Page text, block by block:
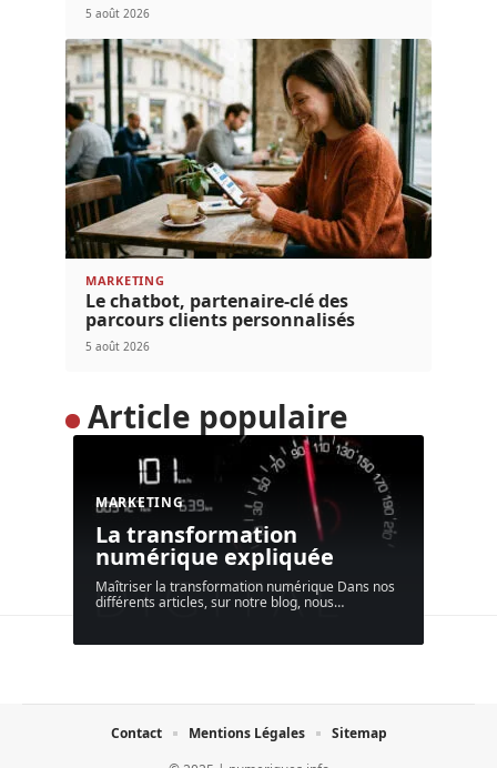
5 août 2026
MARKETING
Le chatbot, partenaire-clé des
parcours clients personnalisés
5 août 2026
Article populaire
MARKETING
La transformation
numérique expliquée
Maîtriser la transformation numérique Dans nos
différents articles, sur notre blog, nous…
Contact Mentions Légales Sitemap